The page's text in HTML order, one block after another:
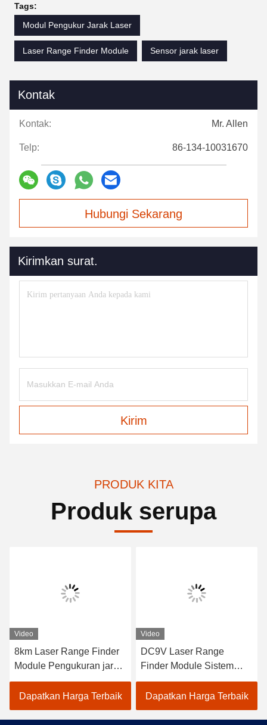
Tags:
Modul Pengukur Jarak Laser
Laser Range Finder Module Sensor jarak laser
Kontak
Kontak: Mr. Allen
Telp: 86-134-10031670
Hubungi Sekarang
Kirimkan surat.
Kirim
PRODUK KITA
Produk serupa
Video
8km Laser Range Finder
Module Pengukuran jarak
presisi, Pengakuan dan
Lokalisasi
Dapatkan Harga Terbaik
Video
DC9V Laser Range
Finder Module Sistem
fotolistrik mendeteksi jarak
target 120g, pengukuran
jarak laser
Dapatkan Harga Terbaik